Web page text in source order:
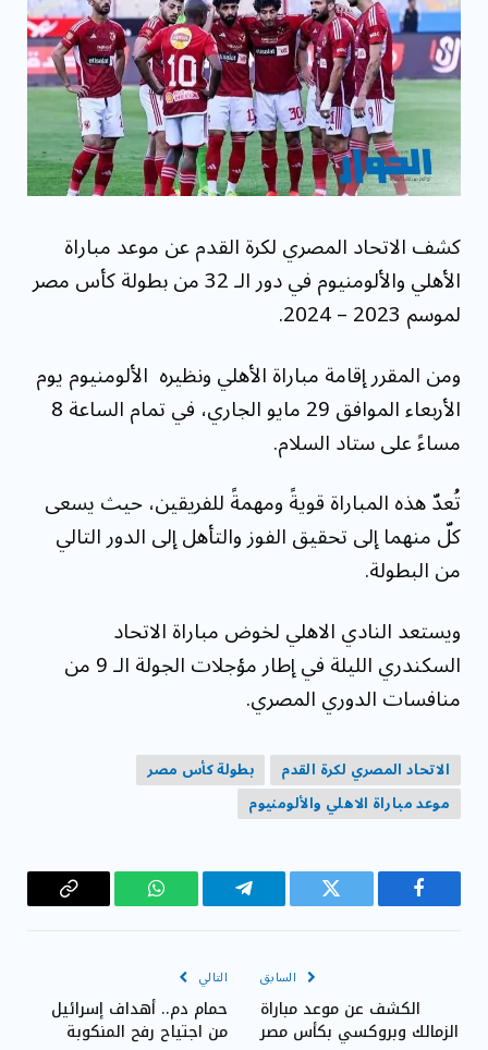
كشف الاتحاد المصري لكرة القدم عن موعد مباراة
الأهلي والألومنيوم في دور الـ 32 من بطولة كأس مصر
لموسم 2023 – 2024.
ومن المقرر إقامة مباراة الأهلي ونظيره الألومنيوم يوم
الأربعاء الموافق 29 مايو الجاري، في تمام الساعة 8
مساءً على ستاد السلام.
تُعدّ هذه المباراة قويةً ومهمةً للفريقين، حيث يسعى
كلّ منهما إلى تحقيق الفوز والتأهل إلى الدور التالي
من البطولة.
ويستعد النادي الاهلي لخوض مباراة الاتحاد
السكندري الليلة في إطار مؤجلات الجولة الـ 9 من
منافسات الدوري المصري.
الاتحاد المصري لكرة القدم
بطولة كأس مصر
موعد مباراة الاهلي والألومنيوم
فيسبوك تويتر تيلقرام واتساب
Copy
السابق
الكشف عن موعد مباراة
الزمالك وبروكسي بكأس مصر
التالي
حمام دم.. أهداف إسرائيل
من اجتياح رفح المنكوبة